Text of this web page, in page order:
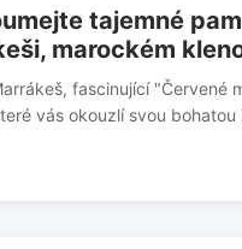
tajemné
marockém
fascinující "Červené
vás okouzlí svou bohatou